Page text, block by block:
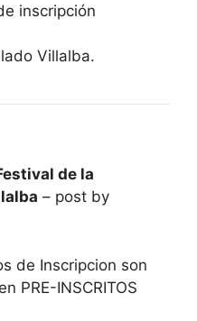
inscripción
Villalba.
de la
– post by
de Inscripcion son
PRE-INSCRITOS